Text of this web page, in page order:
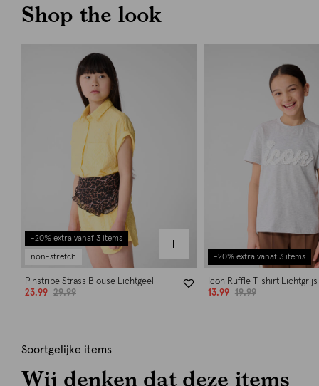
Shop the look
-20% extra vanaf 3 items
non-stretch
Pinstripe Strass Blouse Lichtgeel
23.99
29.99
-20% extra vanaf 3 items
Icon Ruffle T-shirt Lichtgrijs
13.99
19.99
Soortgelijke items
Wij denken dat deze items